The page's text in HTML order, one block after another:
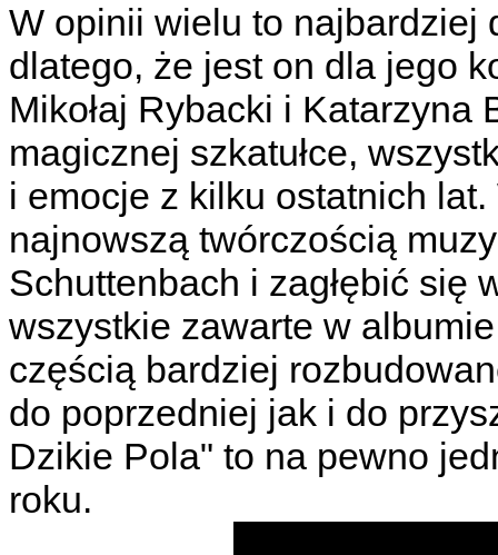
W opinii wielu to najbardziej
dlatego, że jest on dla jego
Mikołaj Rybacki i
magicznej szkatułce,
i emocje z kilku ostatnich
najnowszą twórczością
Schuttenbach i zagłębić się
wszystkie zawarte w
częścią bardziej
do poprzedniej jak i do
Dzikie Pola" to na pewno
roku.